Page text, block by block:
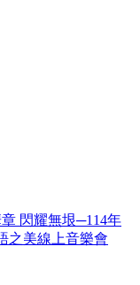
閃耀無垠─114年
之美線上音樂會